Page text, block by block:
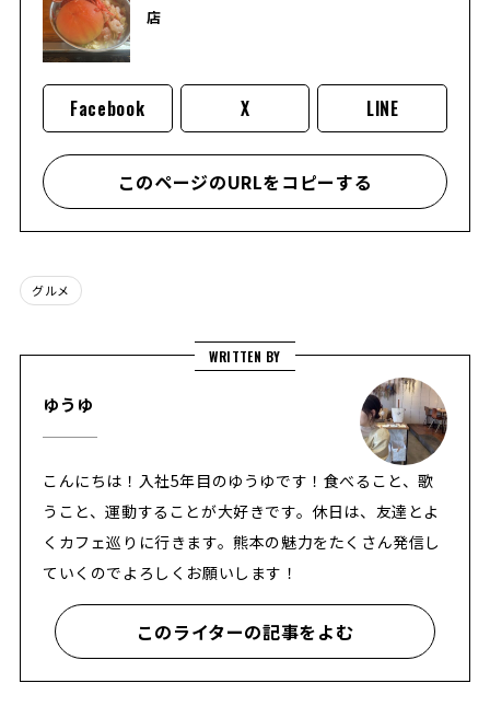
店
Facebook X LINE
このページのURLをコピーする
グルメ
WRITTEN BY
ゆうゆ
こんにちは！入社5年目のゆうゆです！食べること、歌
うこと、運動することが大好きです。休日は、友達とよ
くカフェ巡りに行きます。熊本の魅力をたくさん発信し
ていくのでよろしくお願いします！
このライターの記事をよむ